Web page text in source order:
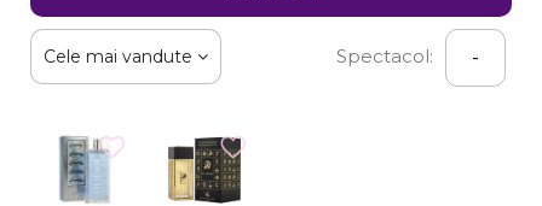
Cele mai vandute Spectacol: -